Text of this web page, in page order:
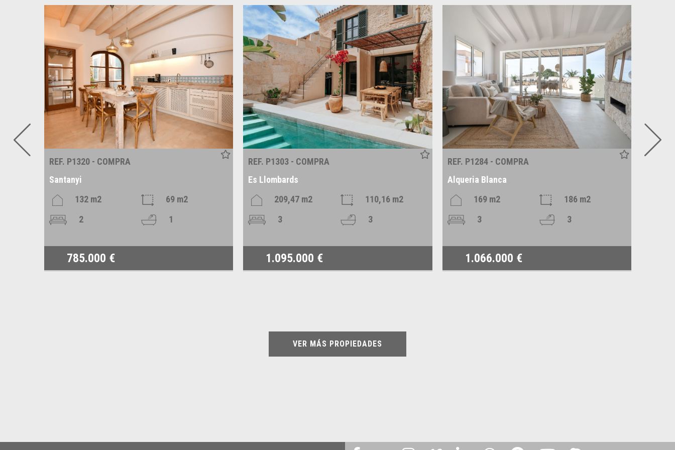
REF. P1320 - COMPRA
Santanyi
132 m2
69 m2
2
1
785.000 €
REF. P1303 - COMPRA
Es Llombards
209,47 m2
110,16 m2
3
3
1.095.000 €
REF. P1284 - COMPRA
Alqueria Blanca
169 m2
186 m2
3
3
1.066.000 €
VER MÁS PROPIEDADES